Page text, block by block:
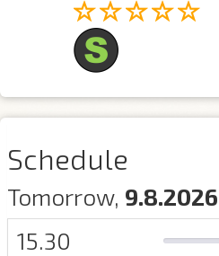
Schedule
Tomorrow, 9.8.2026
15.30
0%